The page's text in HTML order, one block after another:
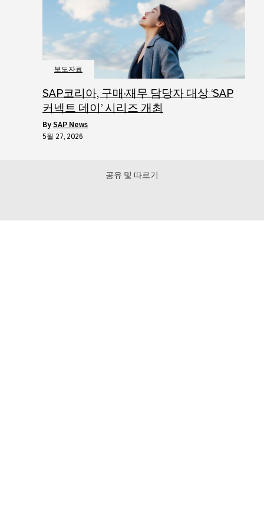
보도자료
SAP코리아, 구매·재무 담당자 대상 ‘SAP
커넥트 데이’ 시리즈 개최
by SAP News
5월 27, 2026
공유 및 따르기